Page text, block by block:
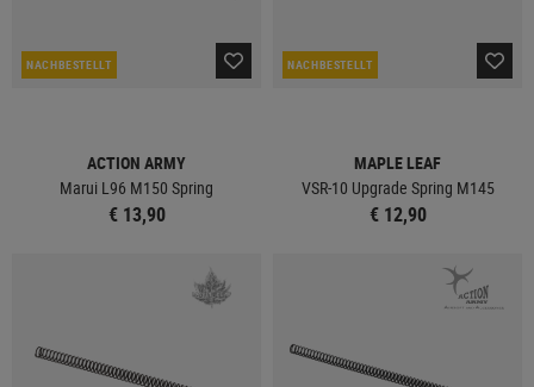
NACHBESTELLT
ACTION ARMY
Marui L96 M150 Spring
€ 13,90
NACHBESTELLT
MAPLE LEAF
VSR-10 Upgrade Spring M145
€ 12,90